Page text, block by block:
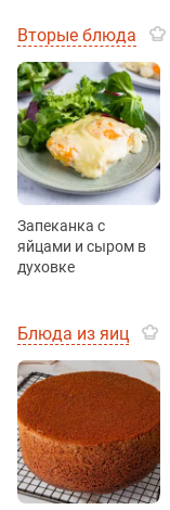
Вторые блюда
Запеканка с
яйцами и сыром в
духовке
Блюда из яиц